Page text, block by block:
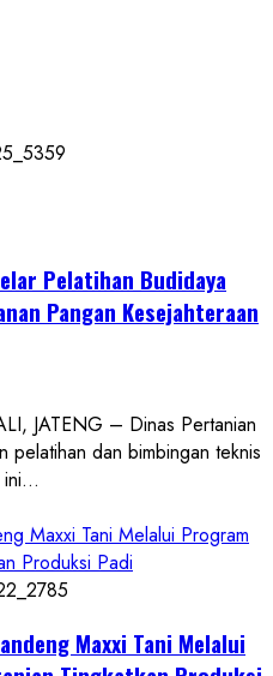
Pelatihan Budidaya
Pangan Kesejahteraan
JATENG – Dinas Pertanian
pelatihan dan bimbingan teknis
Maxxi Tani Melalui Program
Produksi Padi
Maxxi Tani Melalui